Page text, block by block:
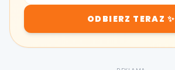
ODBIERZ TERAZ ✨